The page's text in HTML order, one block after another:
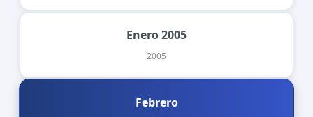
Enero 2005
2005
Febrero